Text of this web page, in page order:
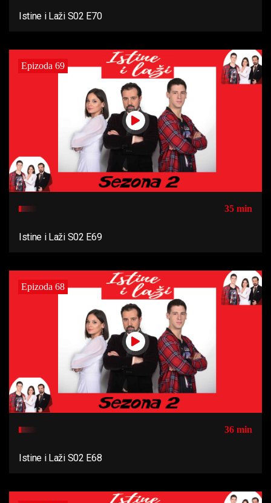
Istine i Laži S02 E70
Epizoda 69
35 min
Istine i Laži S02 E69
Epizoda 68
36 min
Istine i Laži S02 E68